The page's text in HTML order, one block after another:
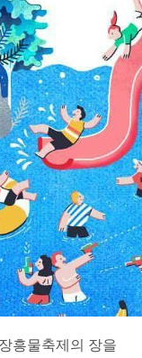
흥물축제의 장을